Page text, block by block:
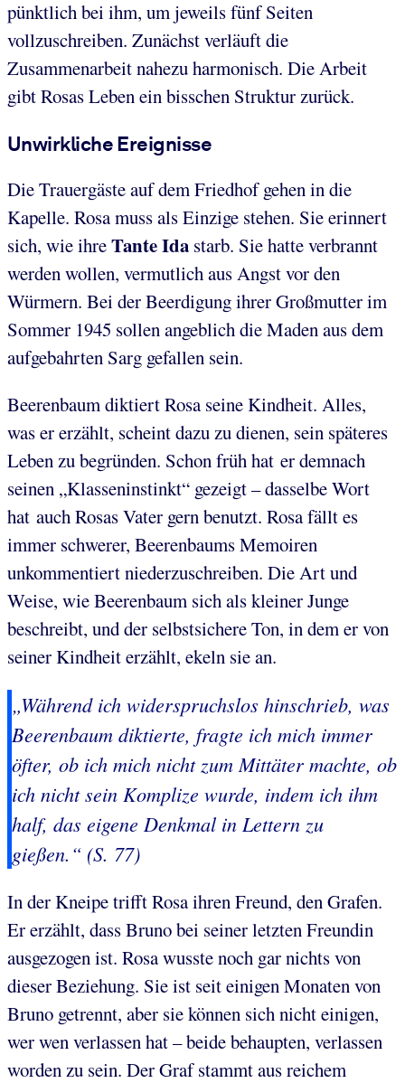
pünktlich bei ihm, um jeweils fünf Seiten
vollzuschreiben. Zunächst verläuft die
Zusammenarbeit nahezu harmonisch. Die Arbeit
gibt Rosas Leben ein bisschen Struktur zurück.
Unwirkliche Ereignisse
Die Trauergäste auf dem Friedhof gehen in die
Kapelle. Rosa muss als Einzige stehen. Sie erinnert
sich, wie ihreTante Ida starb. Sie hatte verbrannt
werden wollen, vermutlich aus Angst vor den
Würmern. Bei der Beerdigung ihrer Großmutter im
Sommer 1945 sollen angeblich die Maden aus dem
aufgebahrten Sarg gefallen sein.
Beerenbaum diktiert Rosa seine Kindheit. Alles,
was er erzählt, scheint dazu zu dienen, sein späteres
Leben zu begründen. Schon früh hat er demnach
seinen „Klasseninstinkt“ gezeigt – dasselbe Wort
hat auch Rosas Vater gern benutzt. Rosa fällt es
immer schwerer, Beerenbaums Memoiren
unkommentiert niederzuschreiben. Die Art und
Weise, wie Beerenbaum sich als kleiner Junge
beschreibt, und der selbstsichere Ton, in dem er von
seiner Kindheit erzählt, ekeln sie an.
„Während ich widerspruchslos hinschrieb, was
Beerenbaum diktierte, fragte ich mich immer
öfter, ob ich mich nicht zum Mittäter machte, ob
ich nicht sein Komplize wurde, indem ich ihm
half, das eigene Denkmal in Lettern zu
gießen.“ (S. 77)
In der Kneipe trifft Rosa ihren Freund, den Grafen.
Er erzählt, dass Bruno bei seiner letzten Freundin
ausgezogen ist. Rosa wusste noch gar nichts von
dieser Beziehung. Sie ist seit einigen Monaten von
Bruno getrennt, aber sie können sich nicht einigen,
wer wen verlassen hat – beide behaupten, verlassen
worden zu sein. Der Graf stammt aus reichem